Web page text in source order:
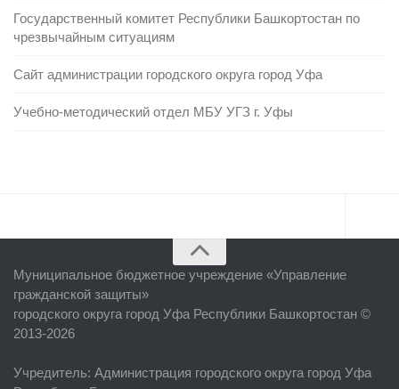
Государственный комитет Республики Башкортостан по
чрезвычайным ситуациям
Сайт администрации городского округа город Уфа
Учебно-методический отдел МБУ УГЗ г. Уфы
Об учреждении
Руководство
Районные УГЗ
Муниципальное бюджетное учреждение «Управление
гражданской защиты»
городского округа город Уфа Республики Башкортостан ©
2013-2026
Учредитель: Администрация городского округа город Уфа